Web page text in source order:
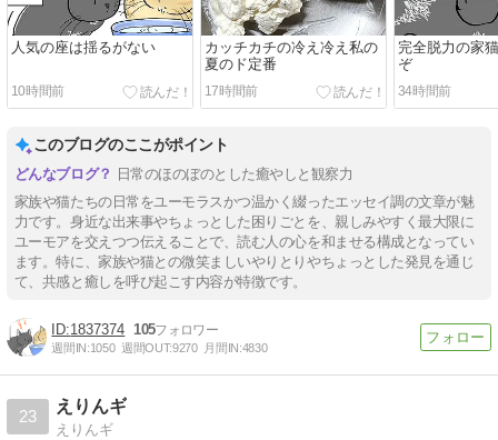
人気の座は揺るがない
10時間前
カッチカチの冷え冷え私の
夏のド定番
17時間前
完全脱力の家
ぞ
34時間前
このブログのここがポイント
日常のほのぼのとした癒やしと観察力
家族や猫たちの日常をユーモラスかつ温かく綴ったエッセイ調の文章が魅
力です。身近な出来事やちょっとした困りごとを、親しみやすく最大限に
ユーモアを交えつつ伝えることで、読む人の心を和ませる構成となってい
ます。特に、家族や猫との微笑ましいやりとりやちょっとした発見を通じ
て、共感と癒しを呼び起こす内容が特徴です。
1837374 105
週間IN:1050 週間OUT:9270 月間IN:4830
23
えりんギ
えりんギ